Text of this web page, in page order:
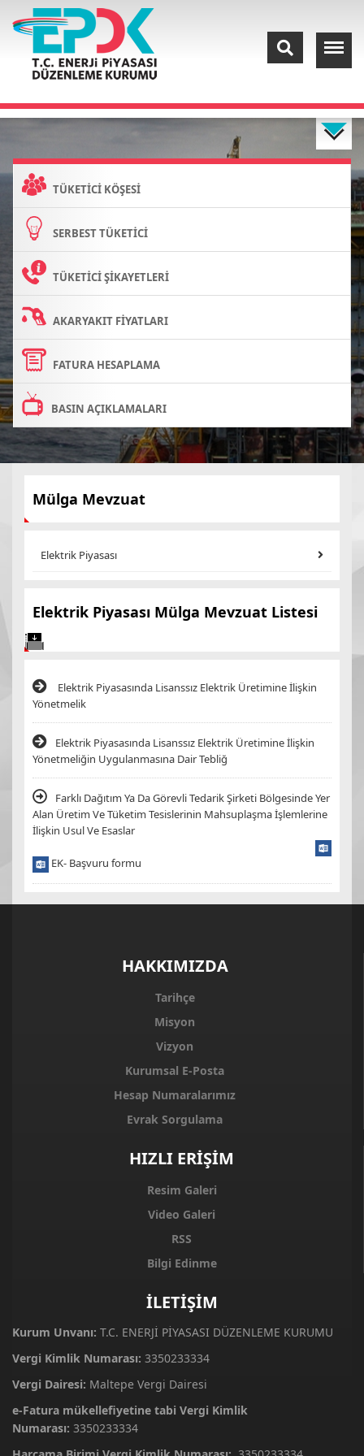
TÜKETİCİ KÖŞESİ
SERBEST TÜKETİCİ
TÜKETİCİ ŞİKAYETLERİ
AKARYAKIT FİYATLARI
FATURA HESAPLAMA
BASIN AÇIKLAMALARI
Mülga Mevzuat
Elektrik Piyasası
Elektrik Piyasası Mülga Mevzuat Listesi
Elektrik Piyasasında Lisanssız Elektrik Üretimine İlişkin
Yönetmelik
Elektrik Piyasasında Lisanssız Elektrik Üretimine İlişkin
Yönetmeliğin Uygulanmasına Dair Tebliğ
Farklı Dağıtım Ya Da Görevli Tedarik Şirketi Bölgesinde Yer
Alan Üretim Ve Tüketim Tesislerinin Mahsuplaşma İşlemlerine
İlişkin Usul Ve Esaslar
EK- Başvuru formu
HAKKIMIZDA
Tarihçe
Misyon
Vizyon
Kurumsal E-Posta
Hesap Numaralarımız
Evrak Sorgulama
HIZLI ERİŞİM
Resim Galeri
Video Galeri
RSS
Bilgi Edinme
İLETİŞİM
Kurum Unvanı: T.C. ENERJİ PİYASASI DÜZENLEME KURUMU
Vergi Kimlik Numarası: 3350233334
Vergi Dairesi: Maltepe Vergi Dairesi
e-Fatura mükellefiyetine tabi Vergi Kimlik
Numarası: 3350233334